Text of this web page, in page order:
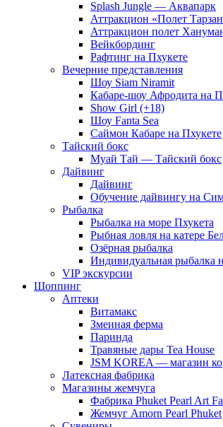
Splash Jungle — Аквапарк
Аттракцион «Полет
Аттракцион полет
Вейкбординг
Рафтинг на Пхукете
Вечерние представления
Шоу Siam Niramit
Кабаре-шоу Афродита на
Show Girl (+18)
Шоу Fanta Sea
Саймон Кабаре на Пхукете
Тайский бокс
Муай Тай — Тайский бокс
Дайвинг
Дайвинг
Обучение дайвингу на
Рыбалка
Рыбалка на море Пхукета
Рыбная ловля на катере
Озёрная рыбалка
Индивидуальная рыбалка
VIP экскурсии
Шоппинг
Аптеки
Витамакс
Змеиная ферма
Паринда
Травяные дары Tea House
JSM KOREA — магазин
Латексная фабрика
Магазины жемчуга
Фабрика Phuket Pearl Art
Жемчуг Amorn Pearl Phuket